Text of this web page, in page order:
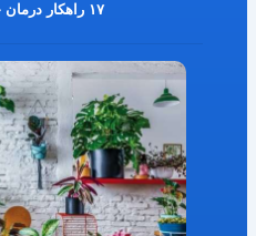
۱۷ راهکار درمان خجالت کودکان